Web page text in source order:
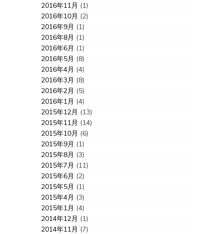
2016年11月 (1)
2016年10月 (2)
2016年9月 (1)
2016年8月 (1)
2016年6月 (1)
2016年5月 (8)
2016年4月 (4)
2016年3月 (8)
2016年2月 (5)
2016年1月 (4)
2015年12月 (13)
2015年11月 (14)
2015年10月 (6)
2015年9月 (1)
2015年8月 (3)
2015年7月 (11)
2015年6月 (2)
2015年5月 (1)
2015年4月 (3)
2015年1月 (4)
2014年12月 (1)
2014年11月 (7)